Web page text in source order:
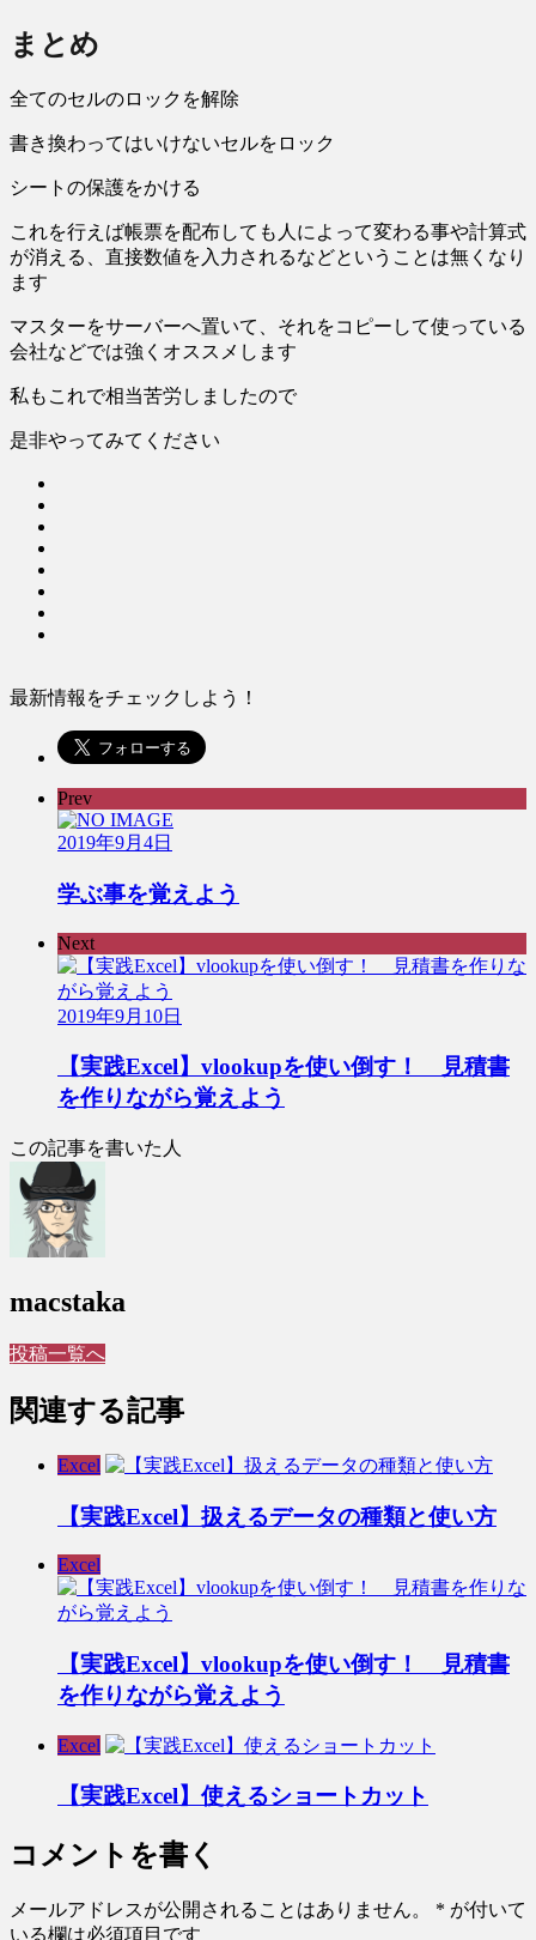
まとめ
全てのセルのロックを解除
書き換わってはいけないセルをロック
シートの保護をかける
これを行えば帳票を配布しても人によって変わる事や計算式
が消える、直接数値を入力されるなどということは無くなり
ます
マスターをサーバーへ置いて、それをコピーして使っている
会社などでは強くオススメします
私もこれで相当苦労しましたので
是非やってみてください
最新情報をチェックしよう！
Prev
2019年9月4日
学ぶ事を覚えよう
Next
2019年9月10日
【実践Excel】vlookupを使い倒す！ 見積書
を作りながら覚えよう
この記事を書いた人
macstaka
投稿一覧へ
関連する記事
Excel
【実践Excel】扱えるデータの種類と使い方
Excel
【実践Excel】vlookupを使い倒す！ 見積書
を作りながら覚えよう
Excel
【実践Excel】使えるショートカット
コメントを書く
メールアドレスが公開されることはありません。 * が付いて
いる欄は必須項目です